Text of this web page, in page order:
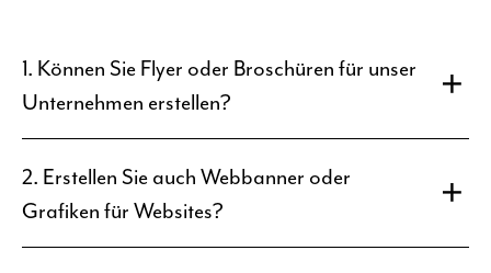
1. Können Sie Flyer oder Broschüren für unser
Unternehmen erstellen?
2. Erstellen Sie auch Webbanner oder
Grafiken für Websites?